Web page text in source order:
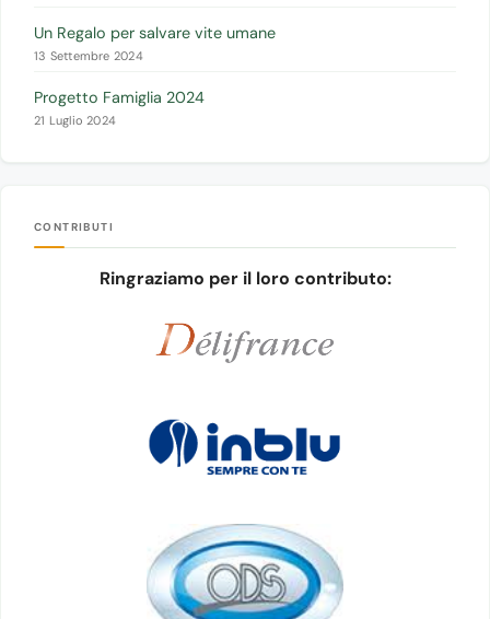
Un Regalo per salvare vite umane
13 Settembre 2024
Progetto Famiglia 2024
21 Luglio 2024
CONTRIBUTI
Ringraziamo per il loro contributo: